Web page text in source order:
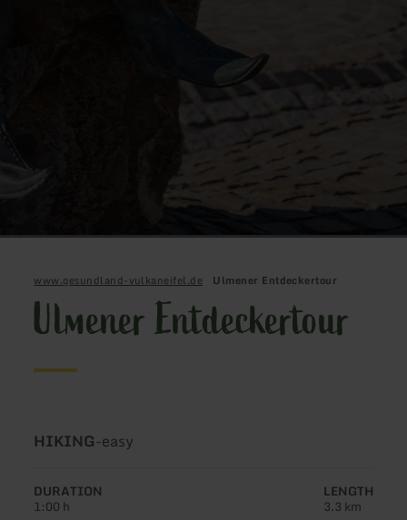
www.gesundland-vulkaneifel.de Ulmener Entdeckertour
Ulmener Entdeckertour
Type
tour:
HIKING-Difficulty:
easy
DURATION
1:00 h
LENGTH
3.3 km